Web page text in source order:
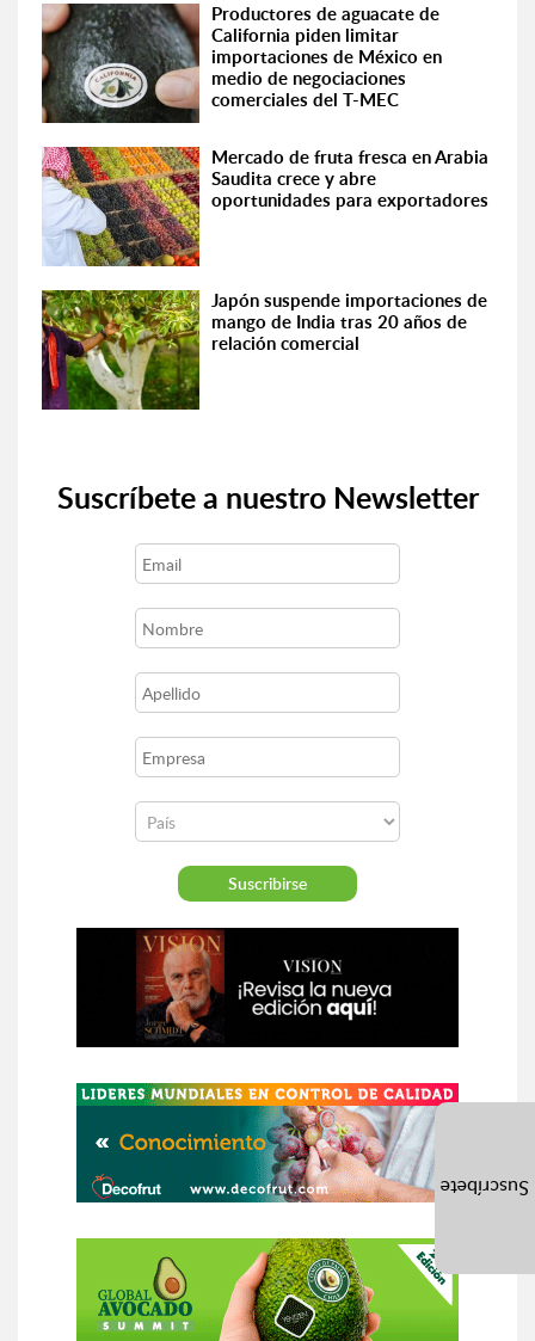
Productores de aguacate de
California piden limitar
importaciones de México en
medio de negociaciones
comerciales del T-MEC
Mercado de fruta fresca en Arabia
Saudita crece y abre
oportunidades para exportadores
Japón suspende importaciones de
mango de India tras 20 años de
relación comercial
Suscríbete a nuestro Newsletter
Suscríbete